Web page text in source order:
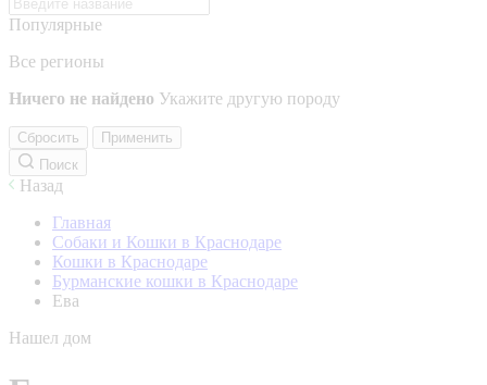
Популярные
Все регионы
Ничего не найдено Укажите другую породу
Сбросить
Применить
Поиск
Назад
Главная
Собаки и Кошки в Краснодаре
Кошки в Краснодаре
Бурманские кошки в Краснодаре
Ева
Нашел дом